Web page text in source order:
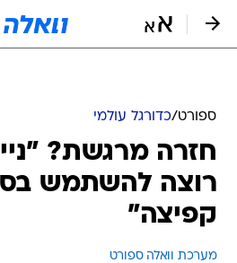
ספורט/כדורגל עולמי
חזרה מרגשת?
רוצה להשתמש
קפיצה"
מערכת וואלה ספורט